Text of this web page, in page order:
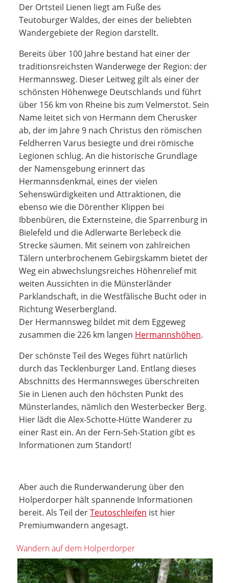
Der Ortsteil Lienen liegt am Fuße des
Teutoburger Waldes, der eines der beliebten
Wandergebiete der Region darstellt.
Bereits über 100 Jahre bestand hat einer der
traditionsreichsten Wanderwege der Region: der
Hermannsweg. Dieser Leitweg gilt als einer der
schönsten Höhenwege Deutschlands und führt
über 156 km von Rheine bis zum Velmerstot. Sein
Name leitet sich von Hermann dem Cherusker
ab, der im Jahre 9 nach Christus den römischen
Feldherren Varus besiegte und drei römische
Legionen schlug. An die historische Grundlage
der Namensgebung erinnert das
Hermannsdenkmal, eines der vielen
Sehenswürdigkeiten und Attraktionen, die
ebenso wie die Dörenther Klippen bei
Ibbenbüren, die Externsteine, die Sparrenburg in
Bielefeld und die Adlerwarte Berlebeck die
Strecke säumen. Mit seinem von zahlreichen
Tälern unterbrochenem Gebirgskamm bietet der
Weg ein abwechslungsreiches Höhenrelief mit
weiten Aussichten in die Münsterländer
Parklandschaft, in die Westfälische Bucht oder in
Richtung Weserbergland.
Der Hermannsweg bildet mit dem Eggeweg
zusammen die 226 km langen Hermannshöhen.
Der schönste Teil des Weges führt natürlich
durch das Tecklenburger Land. Entlang dieses
Abschnitts des Hermannsweges überschreiten
Sie in Lienen auch den höchsten Punkt des
Münsterlandes, nämlich den Westerbecker Berg.
Hier lädt die Alex-Schotte-Hütte Wanderer zu
einer Rast ein. An der Fern-Seh-Station gibt es
Informationen zum Standort!
Aber auch die Runderwanderung über den
Holperdorper hält spannende Informationen
bereit. Als Teil derTeutoschleifen ist hier
Premiumwandern angesagt.
Wandern auf dem Holperdorper